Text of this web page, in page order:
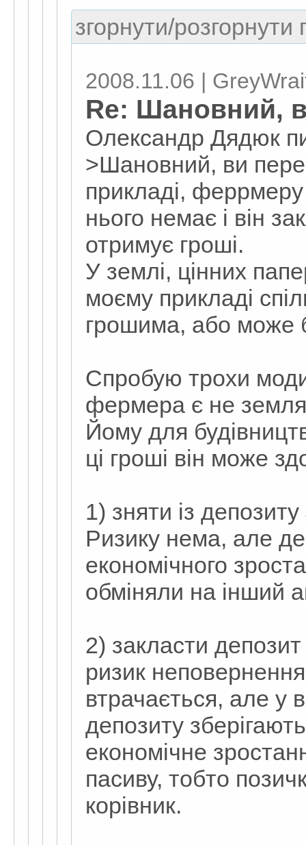
згорнути/розгорнути
2008.11.06 |
Re: Шановний,
Олександр Дядюк
>Шановний, ви
прикладі,
нього немає і він
отримує гроші.
У землі, цінних
моєму прикладі
грошима, або може
Спробую трохи
фермера є не
Йому для
ці гроші він може
1) зняти із
Ризику нема, але
економічного
обміняли на інший
2) закласти
ризик
втрачається, але у
депозиту
економічне
пасиву, тобто
корівник.